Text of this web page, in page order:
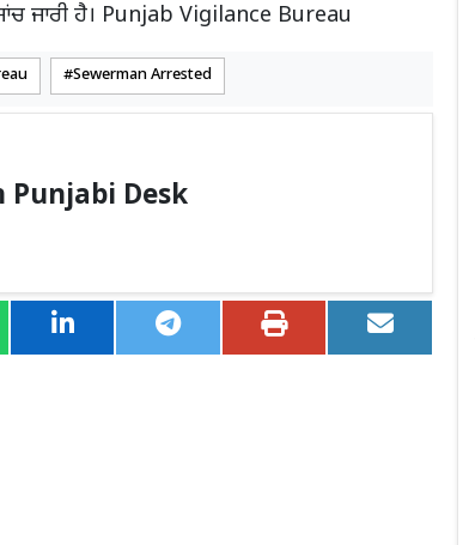
ਜਾਰੀ ਹੈ। Punjab Vigilance Bureau
Sewerman Arrested
Punjabi Desk